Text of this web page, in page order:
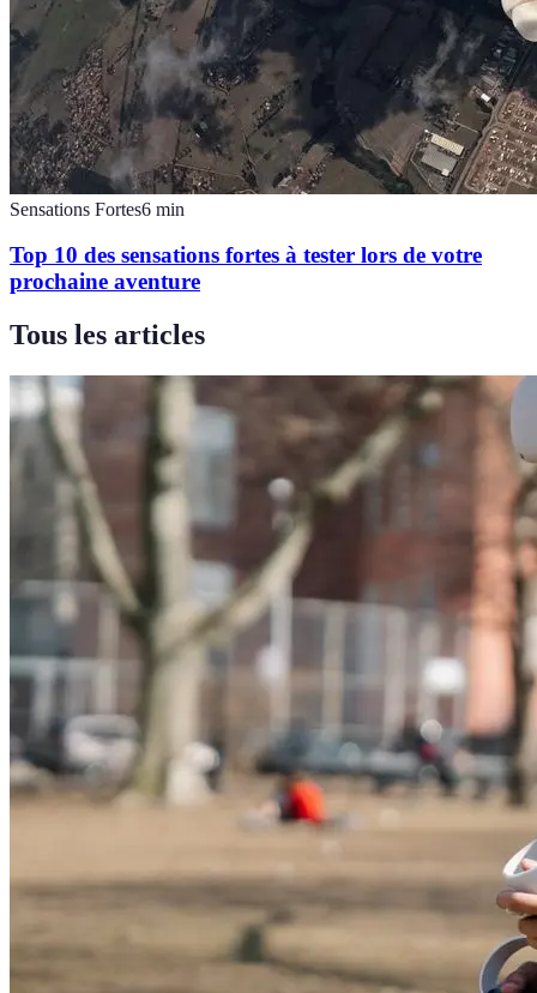
Sensations Fortes6 min
Top 10 des sensations fortes à tester lors de votre
prochaine aventure
Tous les articles